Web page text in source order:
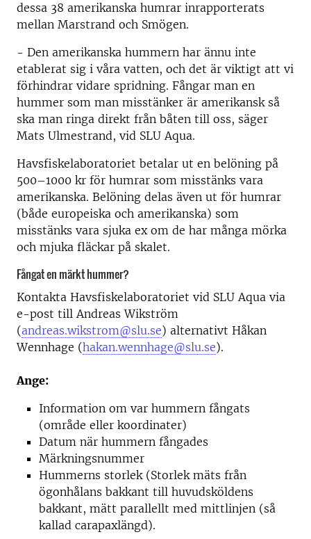
dessa 38 amerikanska humrar inrapporterats
mellan Marstrand och Smögen.
- Den amerikanska hummern har ännu inte
etablerat sig i våra vatten, och det är viktigt att vi
förhindrar vidare spridning. Fångar man en
hummer som man misstänker är amerikansk så
ska man ringa direkt från båten till oss, säger
Mats Ulmestrand, vid SLU Aqua.
Havsfiskelaboratoriet betalar ut en belöning på
500–1000 kr för humrar som misstänks vara
amerikanska. Belöning delas även ut för humrar
(både europeiska och amerikanska) som
misstänks vara sjuka ex om de har många mörka
och mjuka fläckar på skalet.
Fångat en märkt hummer?
Kontakta Havsfiskelaboratoriet vid SLU Aqua via
e-post till Andreas Wikström
(andreas.wikstrom@slu.se) alternativt Håkan
Wennhage (hakan.wennhage@slu.se).
Ange:
Information om var hummern fångats
(område eller koordinater)
Datum när hummern fångades
Märkningsnummer
Hummerns storlek (Storlek mäts från
ögonhålans bakkant till huvudsköldens
bakkant, mätt parallellt med mittlinjen (så
kallad carapaxlängd).